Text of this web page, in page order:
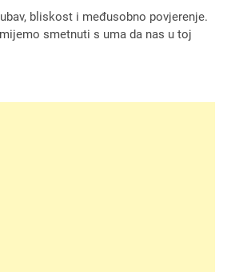
bliskost i međusobno povjerenje.
smetnuti s uma da nas u toj